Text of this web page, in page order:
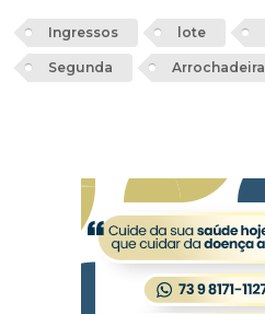
Ingressos lote
Segunda Arrochadeira